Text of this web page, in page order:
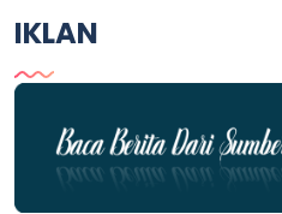
IKLAN